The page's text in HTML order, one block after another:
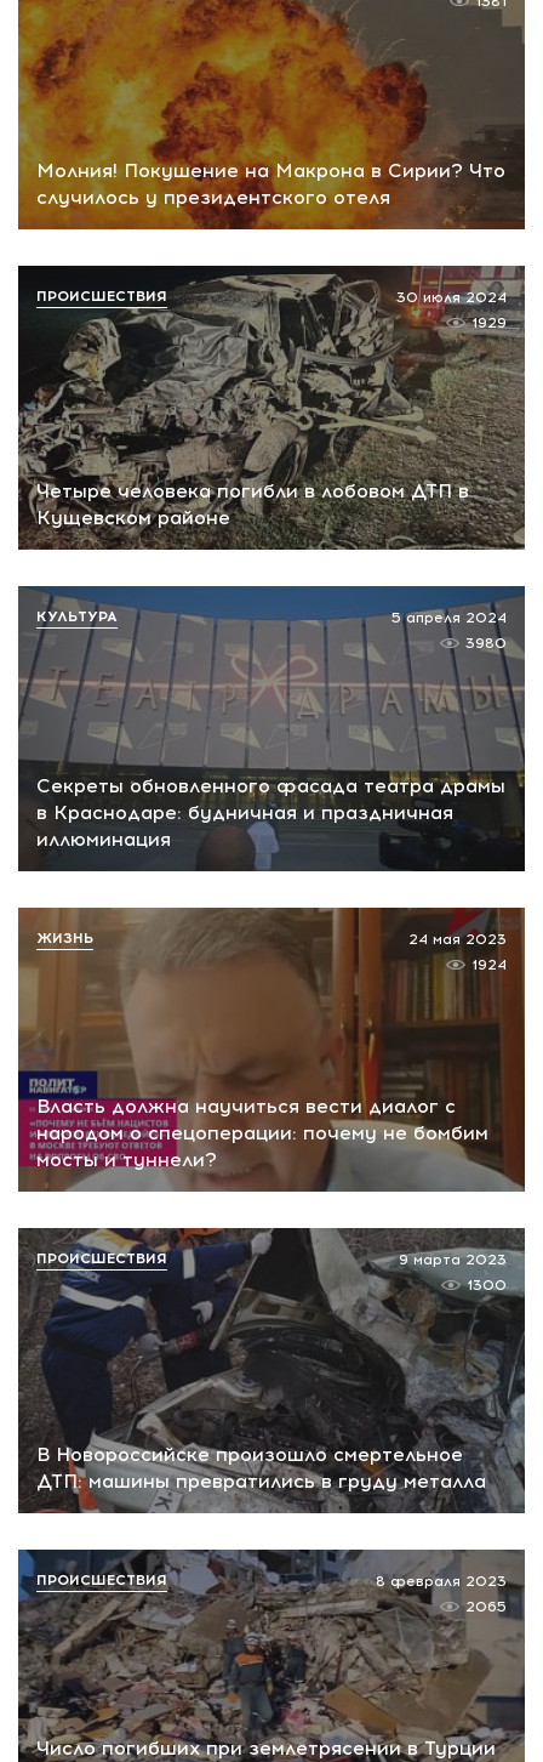
Молния! Покушение на Макрона в Сирии? Что
случилось у президентского отеля
Четыре человека погибли в лобовом ДТП в
Кущевском районе
30 июля 2024
1929
ПРОИСШЕСТВИЯ
Секреты обновленного фасада театра драмы
в Краснодаре: будничная и праздничная
иллюминация
5 апреля 2024
3980
КУЛЬТУРА
Власть должна научиться вести диалог с
народом о спецоперации: почему не бомбим
мосты и туннели?
24 мая 2023
1924
ЖИЗНЬ
В Новороссийске произошло смертельное
ДТП: машины превратились в груду металла
9 марта 2023
1300
ПРОИСШЕСТВИЯ
Число погибших при землетрясении в Турции
8 февраля 2023
2065
ПРОИСШЕСТВИЯ